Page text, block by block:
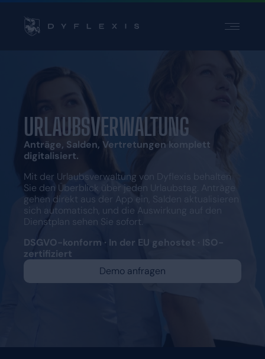
PREISE
Kontakt
Support
Login
Wählen Sie eine Sprache
URLAUBSVERWALTUNG
Anträge, Salden, Vertretungen komplett
digitalisiert.
Mit der Urlaubsverwaltung von Dyflexis behalten
Sie den Überblick über jeden Urlaubstag. Anträge
gehen direkt aus der App ein, Salden aktualisieren
sich automatisch, und die Auswirkung auf den
Dienstplan sehen Sie sofort.
DSGVO-konform · In der EU gehostet · ISO-
zertifiziert
Demo anfragen